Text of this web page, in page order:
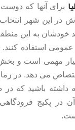
برای آنها که دوست
در این شهر
خودشان به این
استفاده
مهمی است و
می دهد. در
داشته باشید که
آن در پکیج